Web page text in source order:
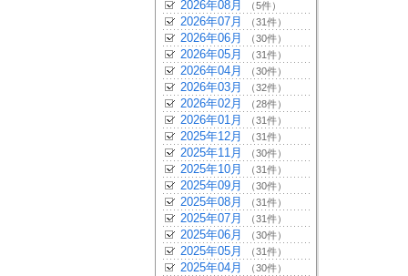
2026年08月 （5件）
2026年07月 （31件）
2026年06月 （30件）
2026年05月 （31件）
2026年04月 （30件）
2026年03月 （32件）
2026年02月 （28件）
2026年01月 （31件）
2025年12月 （31件）
2025年11月 （30件）
2025年10月 （31件）
2025年09月 （30件）
2025年08月 （31件）
2025年07月 （31件）
2025年06月 （30件）
2025年05月 （31件）
2025年04月 （30件）